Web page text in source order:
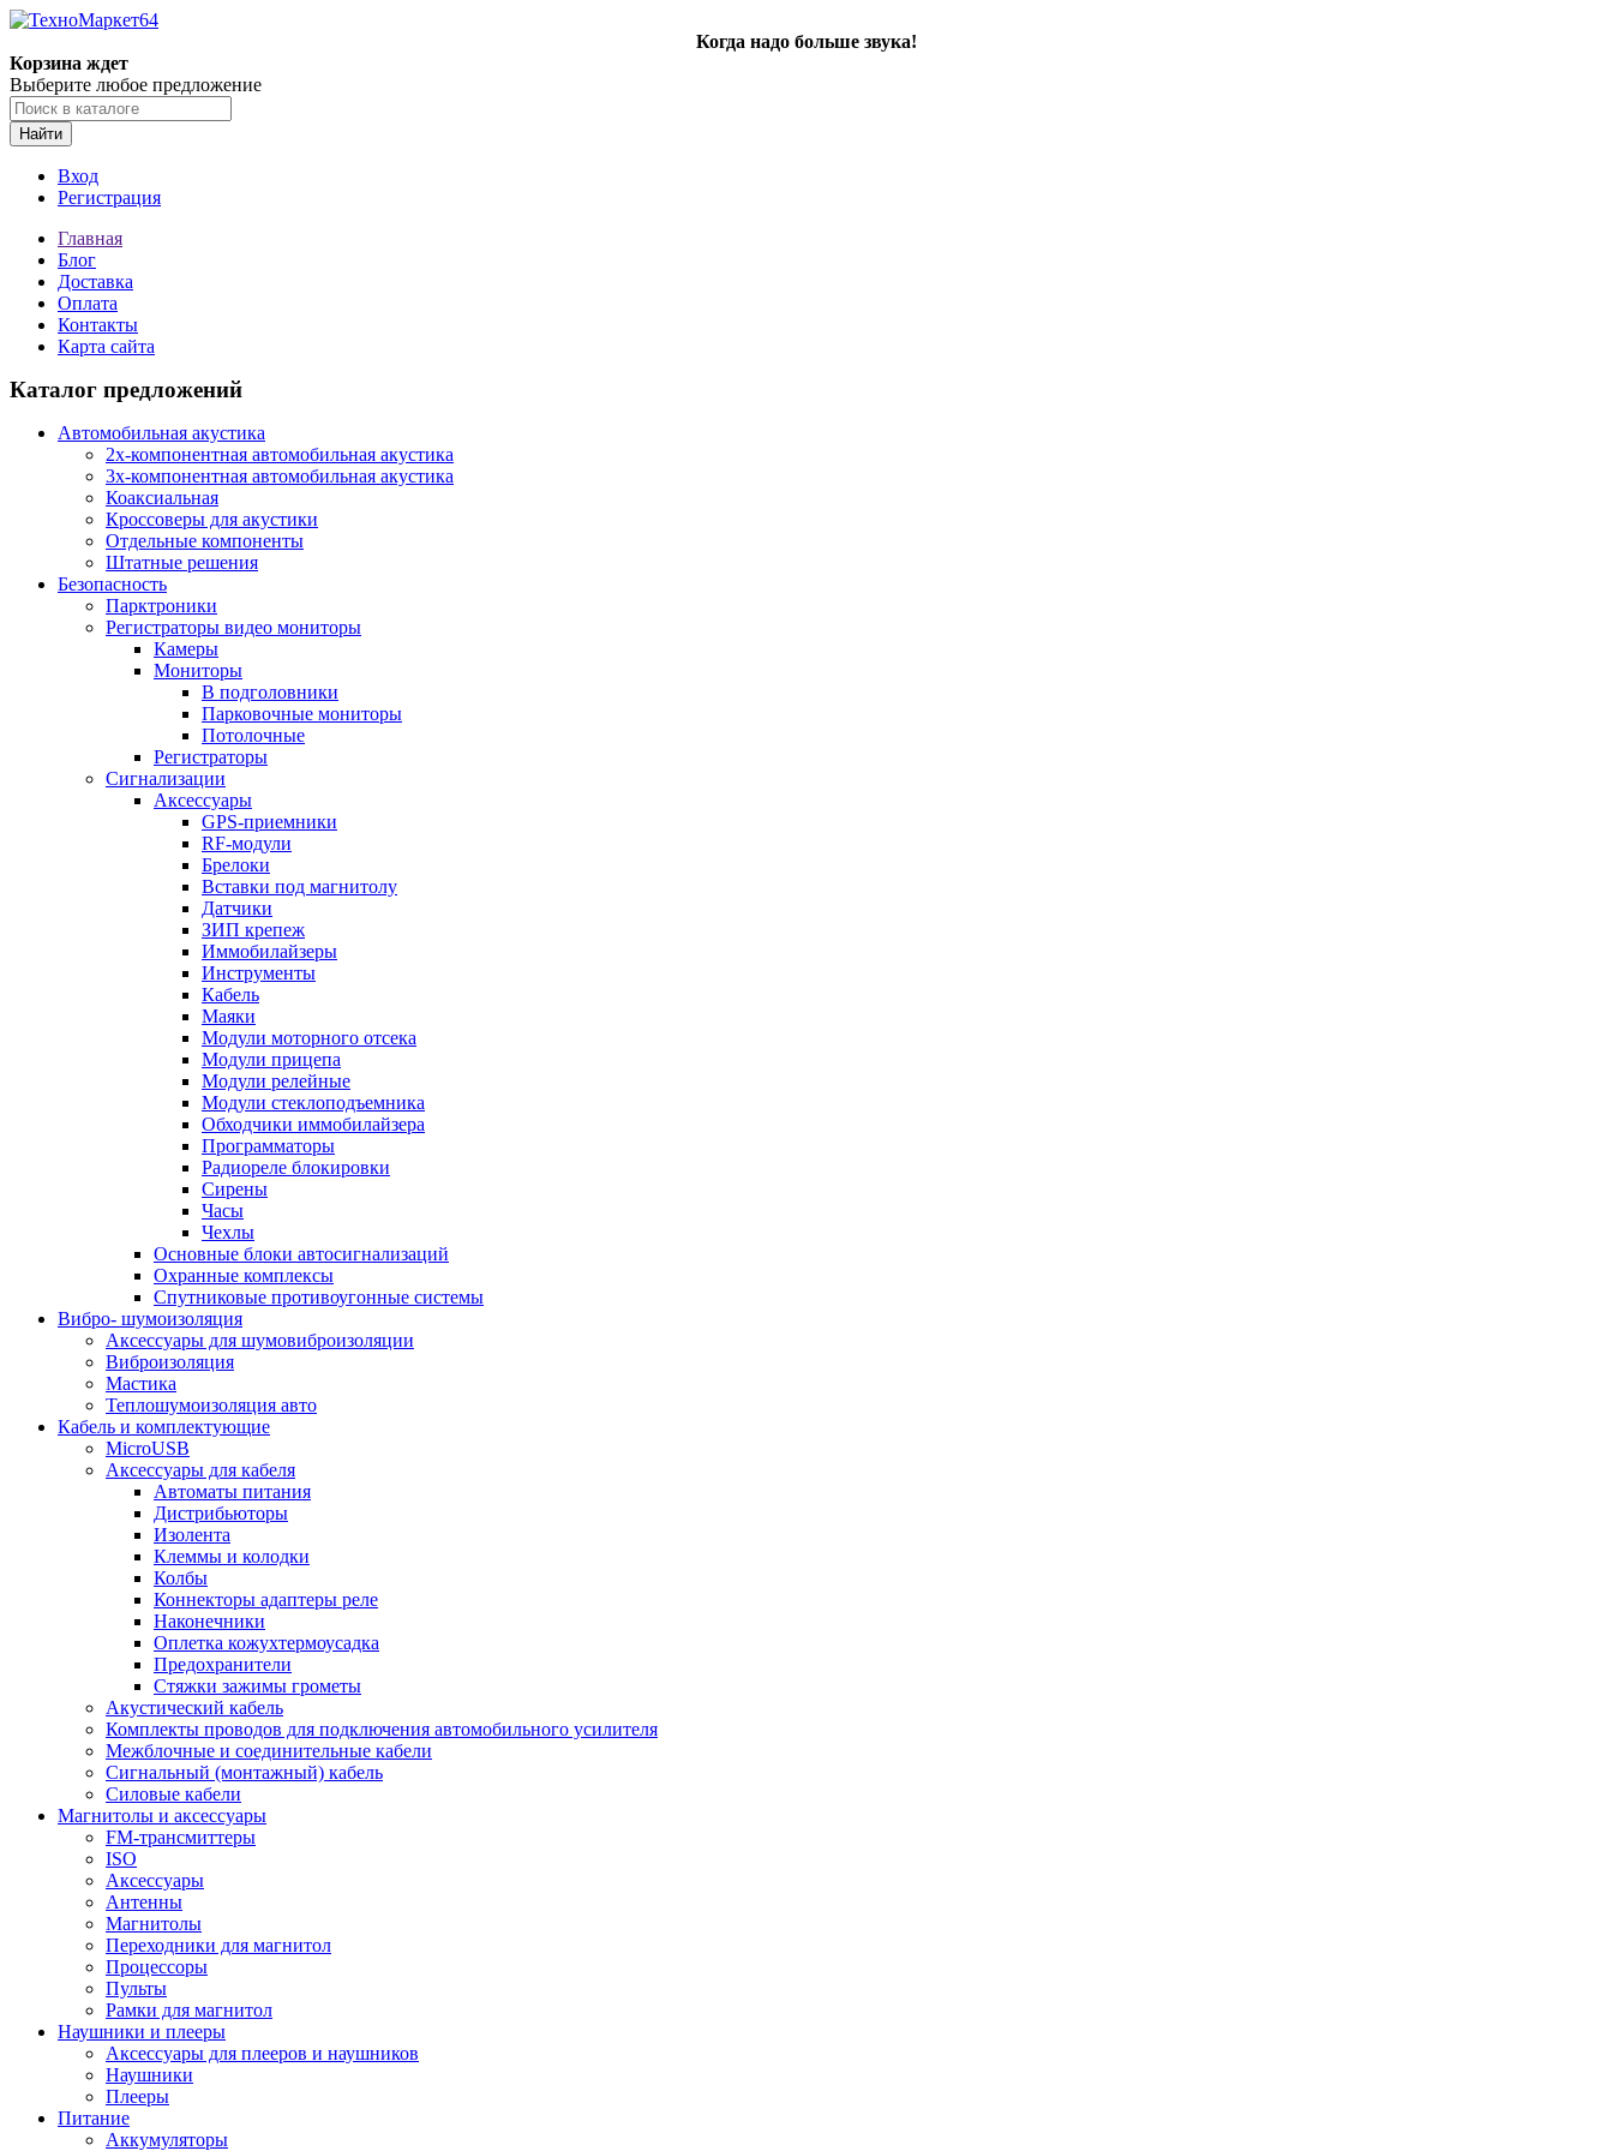
Когда надо больше звука!
Корзина ждет
Выберите любое предложение
Найти
Вход
Регистрация
Главная
Блог
Доставка
Оплата
Контакты
Карта сайта
Каталог предложений
Автомобильная акустика
2х-компонентная автомобильная акустика
3х-компонентная автомобильная акустика
Коаксиальная
Кроссоверы для акустики
Отдельные компоненты
Штатные решения
Безопасность
Парктроники
Регистраторы видео мониторы
Камеры
Мониторы
В подголовники
Парковочные мониторы
Потолочные
Регистраторы
Сигнализации
Аксессуары
GPS-приемники
RF-модули
Брелоки
Вставки под магнитолу
Датчики
ЗИП крепеж
Иммобилайзеры
Инструменты
Кабель
Маяки
Модули моторного отсека
Модули прицепа
Модули релейные
Модули стеклоподъемника
Обходчики иммобилайзера
Программаторы
Радиореле блокировки
Сирены
Часы
Чехлы
Основные блоки автосигнализаций
Охранные комплексы
Спутниковые противоугонные системы
Вибро- шумоизоляция
Аксессуары для шумовиброизоляции
Виброизоляция
Мастика
Теплошумоизоляция авто
Кабель и комплектующие
MicroUSB
Аксессуары для кабеля
Автоматы питания
Дистрибьюторы
Изолента
Клеммы и колодки
Колбы
Коннекторы адаптеры реле
Наконечники
Оплетка кожухтермоусадка
Предохранители
Стяжки зажимы грометы
Акустический кабель
Комплекты проводов для подключения автомобильного усилителя
Межблочные и соединительные кабели
Сигнальный (монтажный) кабель
Силовые кабели
Магнитолы и аксессуары
FM-трансмиттеры
ISO
Аксессуары
Антенны
Магнитолы
Переходники для магнитол
Процессоры
Пульты
Рамки для магнитол
Наушники и плееры
Аксессуары для плееров и наушников
Наушники
Плееры
Питание
Аккумуляторы